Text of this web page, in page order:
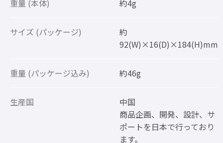
重量 (本体) 約4g
サイズ (パッケージ)
約
92(W)×16(D)×184(H)mm
重量 (パッケージ込み) 約46g
生産国
中国
商品企画、開発、設計、サ
ポートを日本で行っており
ます。